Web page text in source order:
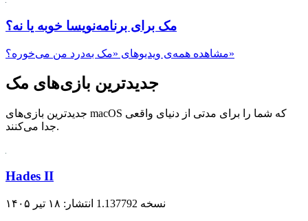
مک برای برنامه‌نویسا خوبه یا نه؟
مشاهده همه‌ی ویدیوهای «مک به‌درد من می‌خوره؟»
جدیدترین بازی‌های مک
جدیدترین بازی‌های macOS که شما را برای مدتی از دنیای واقعی
جدا می‌کنند.
Hades II
نسخه 1.137792 انتشار: ۱۸ تیر ۱۴۰۵